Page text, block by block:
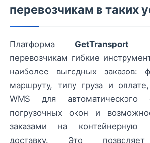
перевозчикам в таких
Платформа GetTransport
перевозчикам гибкие
наиболее выгодных заказов:
маршруту, типу груза и
WMS для автоматического
погрузочных окон и
заказами на контейнерную
доставку. Это